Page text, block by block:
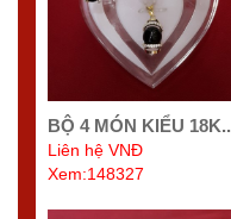
BỘ 4 MÓN KIỂU 18K..
Liên hệ VNĐ
Xem:148327